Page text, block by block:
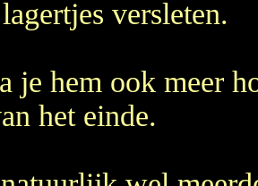
versleten.
je hem ook meer
het einde.